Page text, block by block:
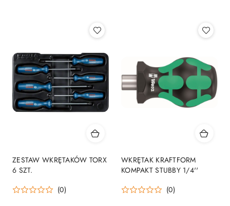
ZESTAW WKRĘTAKÓW TORX
6 SZT.
(0)
WKRĘTAK KRAFTFORM
KOMPAKT STUBBY 1/4''
(0)